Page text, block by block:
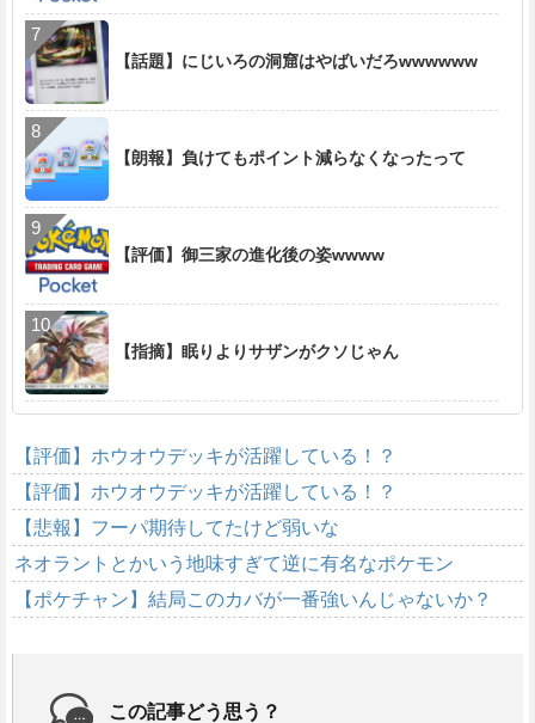
【話題】にじいろの洞窟はやばいだろwwwwww
【朗報】負けてもポイント減らなくなったって
【評価】御三家の進化後の姿wwww
【指摘】眠りよりサザンがクソじゃん
【評価】ホウオウデッキが活躍している！？
【評価】ホウオウデッキが活躍している！？
【悲報】フーパ期待してたけど弱いな
ネオラントとかいう地味すぎて逆に有名なポケモン
【ポケチャン】結局このカバが一番強いんじゃないか？
この記事どう思う？